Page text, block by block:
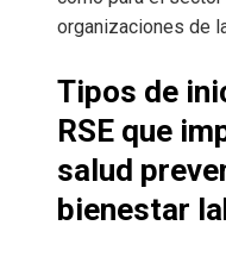
organizaciones de
Tipos de
RSE que
salud
bienestar